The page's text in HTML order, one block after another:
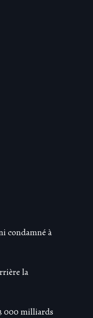
condamné à
la
000 milliards